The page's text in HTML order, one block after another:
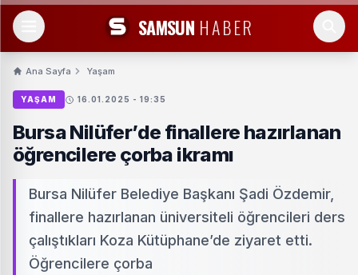
SAMSUN HABER
Ana Sayfa Yaşam
YAŞAM 16.01.2025 - 19:35
Bursa Nilüfer’de finallere hazırlanan
öğrencilere çorba ikramı
Bursa Nilüfer Belediye Başkanı Şadi Özdemir,
finallere hazırlanan üniversiteli öğrencileri ders
çalıştıkları Koza Kütüphane’de ziyaret etti.
Öğrencilere çorba